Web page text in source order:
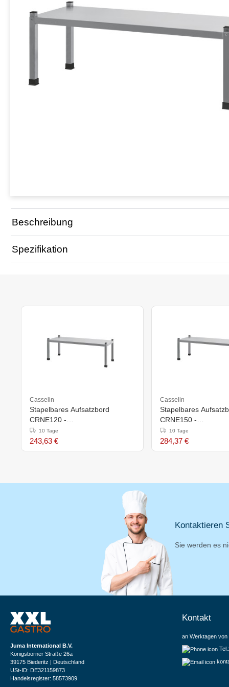
Beschreibung
Spezifikation
Casselin
Stapelbares Aufsatzbord
CRNE120 -
1200x380x(H)355mm
10 Tage
243,63 €
Casselin
Stapelbares
CRNE150 -
1500x380x(H)355mm
10 Tage
284,37 €
Kontaktieren
Sie werden es
Juma International B.V.
Königsborner Straße 26a
39175 Biederitz | Deutschland
USt-ID: DE321159873
Handelsregister: 58573909
Kontakt
an Werktagen